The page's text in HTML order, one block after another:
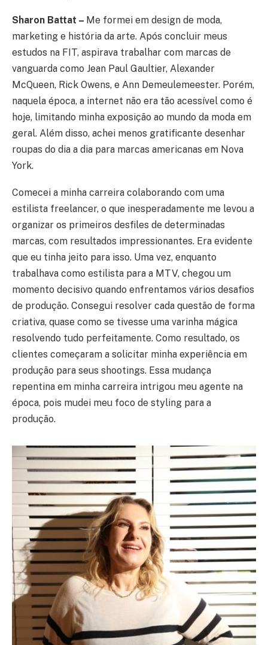
Sharon Battat – Me formei em design de moda,
marketing e história da arte. Após concluir meus
estudos na FIT, aspirava trabalhar com marcas de
vanguarda como Jean Paul Gaultier, Alexander
McQueen, Rick Owens, e Ann Demeulemeester. Porém,
naquela época, a internet não era tão acessível como é
hoje, limitando minha exposição ao mundo da moda em
geral. Além disso, achei menos gratificante desenhar
roupas do dia a dia para marcas americanas em Nova
York.
Comecei a minha carreira colaborando com uma
estilista freelancer, o que inesperadamente me levou a
organizar os primeiros desfiles de determinadas
marcas, com resultados impressionantes. Era evidente
que eu tinha jeito para isso. Uma vez, enquanto
trabalhava como estilista para a MTV, chegou um
momento decisivo quando enfrentamos vários desafios
de produção. Consegui resolver cada questão de forma
criativa, quase como se tivesse uma varinha mágica
resolvendo tudo perfeitamente. Como resultado, os
clientes começaram a solicitar minha experiência em
produção para seus shootings. Essa mudança
repentina em minha carreira intrigou meu agente na
época, pois mudei meu foco de styling para a
produção.